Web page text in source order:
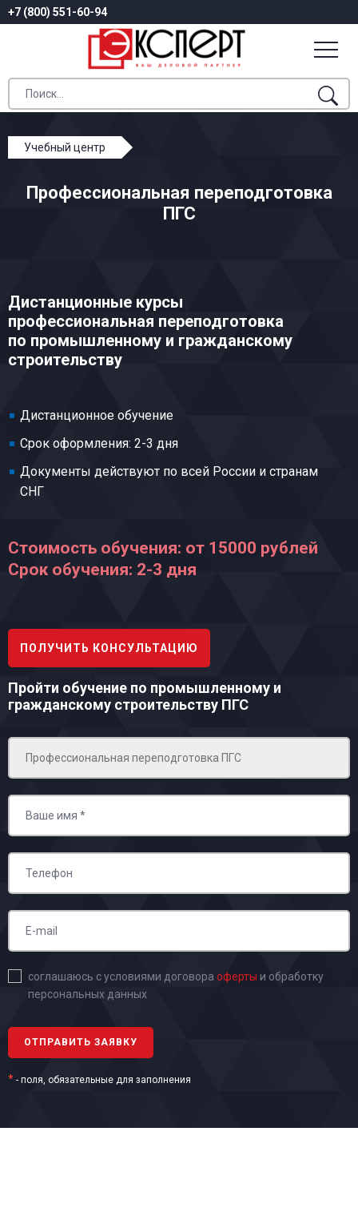
+7 (800) 551-60-94
Учебный центр
Профессиональная переподготовка ПГС
Профессиональная переподготовка
ПГС
Дистанционные курсы
профессиональная переподготовка
по промышленному и гражданскому
строительству
Дистанционное обучение
Срок оформления: 2-3 дня
Документы действуют по всей России и странам
СНГ
Стоимость обучения: от 15000 рублей
Срок обучения: 2-3 дня
ПОЛУЧИТЬ КОНСУЛЬТАЦИЮ
Пройти обучение по промышленному и
гражданскому строительству ПГС
соглашаюсь с условиями договора оферты и обработку
персональных данных
* - поля, обязательные для заполнения